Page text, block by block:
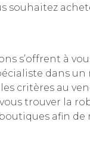
souhaitez
s’offrent à
dans un
critères au
trouver la
afin de